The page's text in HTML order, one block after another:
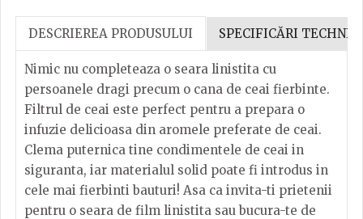
DESCRIEREA PRODUSULUI SPECIFICĂRI
Nimic nu completeaza o seara linistita cu
persoanele dragi precum o cana de ceai fierbinte.
Filtrul de ceai este perfect pentru a prepara o
infuzie delicioasa din aromele preferate de ceai.
Clema puternica tine condimentele de ceai in
siguranta, iar materialul solid poate fi introdus in
cele mai fierbinti bauturi! Asa ca invita-ti prietenii
pentru o seara de film linistita sau bucura-te de